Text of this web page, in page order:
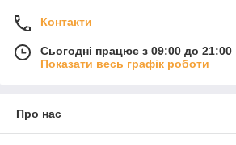
Контакти
Сьогодні працює з 09:00 до 21:00
Показати весь графік роботи
Про нас